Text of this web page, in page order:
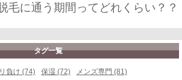
毛に通う期間ってどれくらい？？
タグ一覧
負け (74) 保湿 (72)
メンズ専門 (81)